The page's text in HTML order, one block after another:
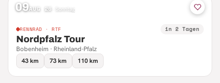
09AUG 26 Sonntag
RENNRAD · RTF in 2 Tagen
Nordpfalz Tour
Bobenheim · Rheinland-Pfalz
43 km
73 km 110 km